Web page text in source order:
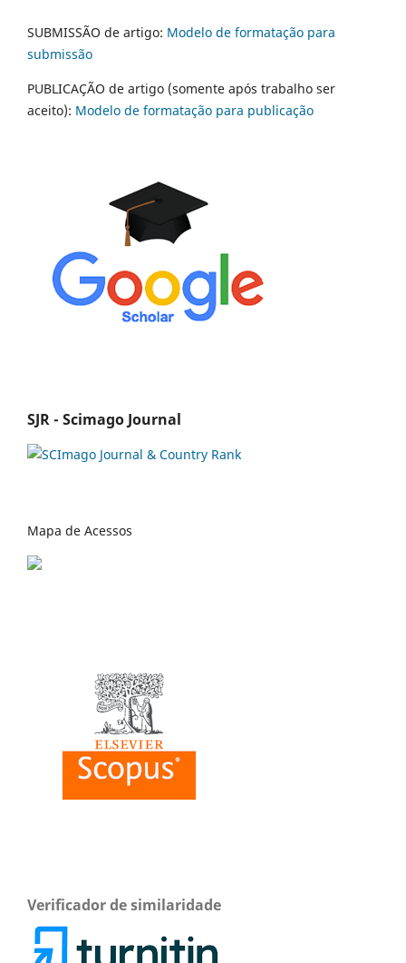
SUBMISSÃO de artigo: Modelo de formatação para
submissão
PUBLICAÇÃO de artigo (somente após trabalho ser
aceito): Modelo de formatação para publicação
SJR - Scimago Journal
Mapa de Acessos
Verificador de similaridade